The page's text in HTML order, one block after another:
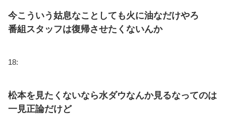
今こういう姑息なことしても火に油なだけやろ
番組スタッフは復帰させたくないんか
18:
松本を見たくないなら水ダウなんか見るなってのは
一見正論だけど